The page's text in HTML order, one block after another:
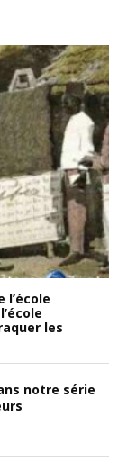
l’école
les
notre série